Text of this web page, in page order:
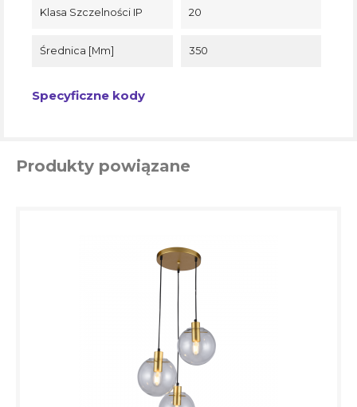
Klasa Szczelności IP 20
Średnica [mm] 350
Specyficzne kody
Produkty powiązane